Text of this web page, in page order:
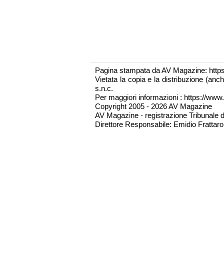
Pagina stampata da AV Magazine:
Vietata la copia e la distribuzione
s.n.c.
Per maggiori informazioni : https://
Copyright 2005 - 2026 AV Magazine
AV Magazine - registrazione Tribunale
Direttore Responsabile: Emidio